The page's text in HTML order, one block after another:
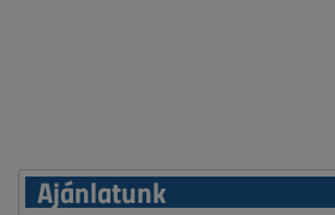
Ajánlatunk